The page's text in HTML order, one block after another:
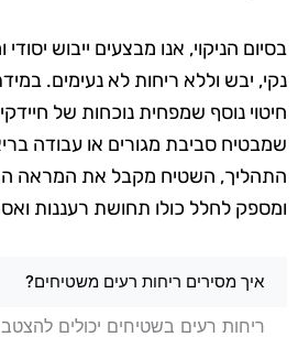
בסיום הניקוי, אנו מבצעים ייבוש
נקי, יבש וללא ריחות לא נעימים.
חיטוי נוסף שמפחית נוכחות של
שמבטיח סביבת מגורים או עבודה
התהליך, השטיח מקבל את המראה
ומספק לחלל כולו תחושת רעננות
שאלות בנושא ניקוי שטיחים
איך מסירים ריחות רעים משטיחים?
ריחות רעים בשטיחים יכולים